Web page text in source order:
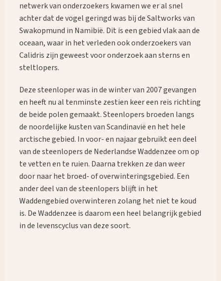
What are you looking for?
netwerk van onderzoekers kwamen we er al snel
achter dat de vogel geringd was bij de Saltworks van
Swakopmund in Namibië. Dit is een gebied vlak aan de
oceaan, waar in het verleden ook onderzoekers van
Calidris zijn geweest voor onderzoek aan sterns en
steltlopers.
Deze steenloper was in de winter van 2007 gevangen
en heeft nu al tenminste zestien keer een reis richting
de beide polen gemaakt. Steenlopers broeden langs
de noordelijke kusten van Scandinavië en het hele
arctische gebied. In voor- en najaar gebruikt een deel
van de steenlopers de Nederlandse Waddenzee om op
te vetten en te ruien. Daarna trekken ze dan weer
door naar het broed- of overwinteringsgebied. Een
ander deel van de steenlopers blijft in het
Waddengebied overwinteren zolang het niet te koud
is. De Waddenzee is daarom een heel belangrijk gebied
in de levenscyclus van deze soort.